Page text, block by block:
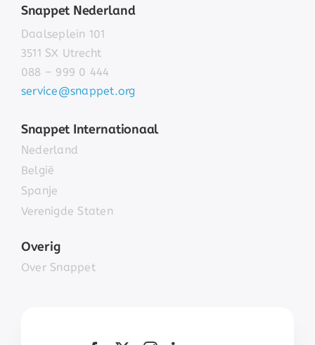
Snappet Nederland
Daalseplein 101
3511 SX Utrecht
088 – 999 0 444
service@snappet.org
Snappet Internationaal
Nederland
België
Spanje
Verenigde Staten
Overig
Over Snappet